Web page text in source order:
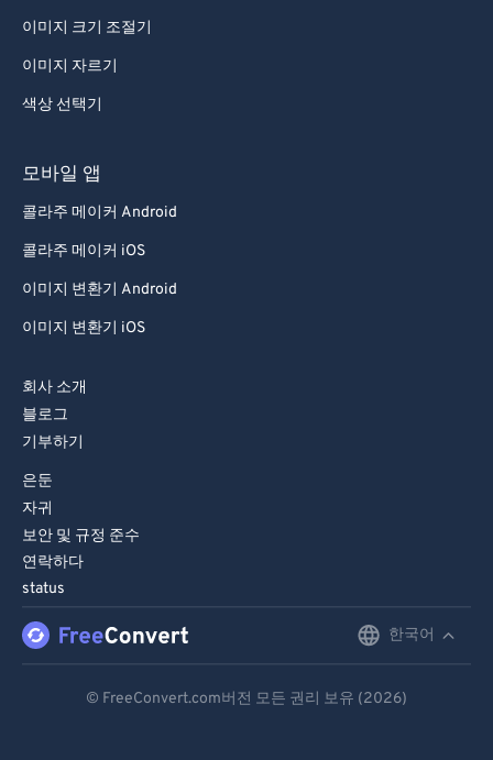
이미지 크기 조절기
이미지 자르기
색상 선택기
모바일 앱
콜라주 메이커 Android
콜라주 메이커 iOS
이미지 변환기 Android
이미지 변환기 iOS
회사 소개
블로그
기부하기
은둔
자귀
보안 및 규정 준수
연락하다
status
한국어
© FreeConvert.com버전 모든 권리 보유 (2026)